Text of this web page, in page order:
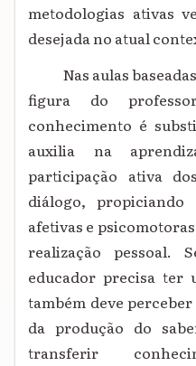
metodologias ativas
desejada no atual
Nas aulas
figura do
conhecimento é
auxilia na
participação ativa
diálogo, propiciando
afetivas e
realização pessoal.
educador precisa ter
também deve
da produção do
transferir